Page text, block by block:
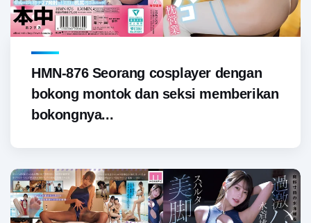
HMN-876 Seorang cosplayer dengan
bokong montok dan seksi memberikan
bokongnya...